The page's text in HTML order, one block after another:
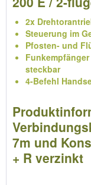
2x
Steuerung im
Pfosten- und
steckbar
4-Befehl
7m und
+ R verzinkt